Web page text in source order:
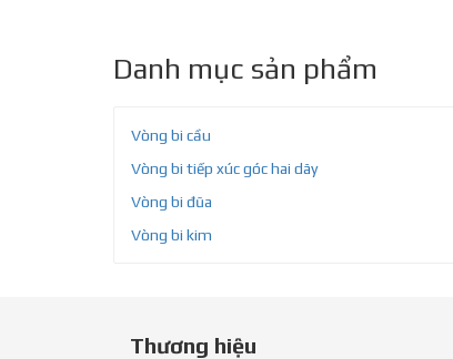
Danh mục sản phẩm
Vòng bi cầu
Vòng bi tiếp xúc góc hai dãy
Vòng bi đũa
Vòng bi kim
Thương hiệu